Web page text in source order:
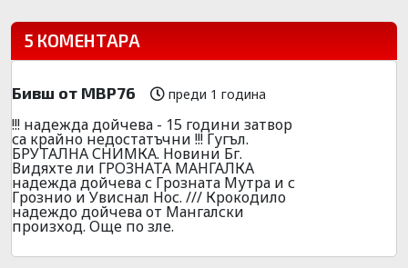
5 КОМЕНТАРА
Бивш от МВР76 преди 1 година
!!! надежда дойчева - 15 години затвор
са крайно недостатъчни !!! Гугъл.
БРУТАЛНА СНИМКА. Новини Бг.
Видяхте ли ГРОЗНАТА МАНГАЛКА
надежда дойчева с Грозната Мутра и с
Грознио и Увиснал Нос. /// Крокодило
надеждо дойчева от Мангалски
произход. Още по зле.